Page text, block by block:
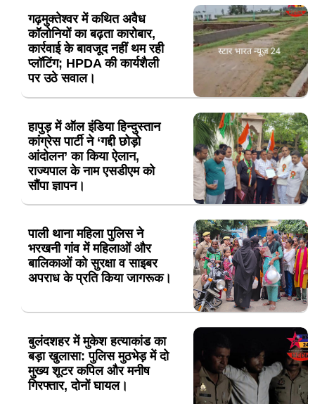
गढ़मुक्तेश्वर में कथित अवैध
कॉलोनियों का बढ़ता कारोबार,
कार्रवाई के बावजूद नहीं थम रही
प्लॉटिंग; HPDA की कार्यशैली
पर उठे सवाल।
हापुड़ में ऑल इंडिया हिन्दुस्तान
कांग्रेस पार्टी ने ‘गद्दी छोड़ो
आंदोलन’ का किया ऐलान,
राज्यपाल के नाम एसडीएम को
सौंपा ज्ञापन।
पाली थाना महिला पुलिस ने
भरखनी गांव में महिलाओं और
बालिकाओं को सुरक्षा व साइबर
अपराध के प्रति किया जागरूक।
बुलंदशहर में मुकेश हत्याकांड का
बड़ा खुलासा: पुलिस मुठभेड़ में दो
मुख्य शूटर कपिल और मनीष
गिरफ्तार, दोनों घायल।